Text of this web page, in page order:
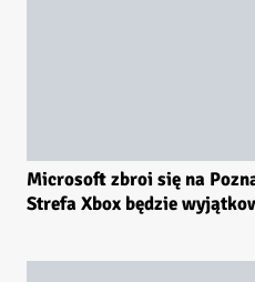
Microsoft zbroi się na
Strefa Xbox będzie